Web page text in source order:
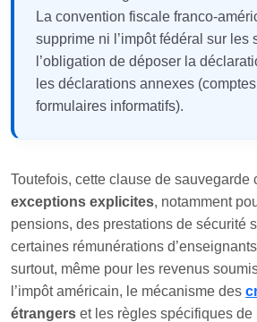
La convention fiscale franco-
supprime ni l’impôt fédéral sur les
l’obligation de déposer la
les déclarations annexes
formulaires informatifs).
Toutefois, cette clause de sauvegarde
exceptions explicites, notamment
pensions, des prestations de sécurité
certaines rémunérations
surtout, même pour les revenus
l’impôt américain, le mécanisme des
étrangers et les règles spécifiques de